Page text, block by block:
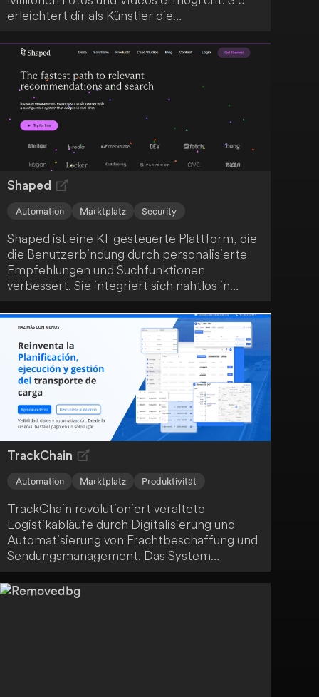
erleichtert dir als Künstler die
diese mit großen Marktplätzen und Marken
verbindet und manuelle Aufgaben reduziert.
Zusätzlich bietet Wirestock einen
leistungsfähigen KI-Generator, der das
Erstellen und Monetarisieren von KI-Inhalten
in wenigen Schritten ermöglicht.
Shaped
Automation Marktplatz Security
Shaped ist eine KI-gesteuerte Plattform, die
die Benutzerbindung durch personalisierte
Empfehlungen und Suchfunktionen
verbessert. Sie integriert sich nahtlos in
fortschrittliche Modelle, um in Echtzeit auf
dein Benutzerverhalten zu reagieren. Die
skalierbare und sichere Infrastruktur von
Shaped gewährleistet die Einhaltung von
GDPR- und SOC2-Standards.
TrackChain
Automation Marktplatz Produktivität
TrackChain revolutioniert veraltete
Logistikabläufe durch Digitalisierung und
Automatisierung von Frachtbeschaffung und
Sendungsmanagement. Das System
optimiert Spediteur-Compliance,
Zahlungssysteme, Routenplanung und
Ladungsverfolgung. TrackChain bietet dir